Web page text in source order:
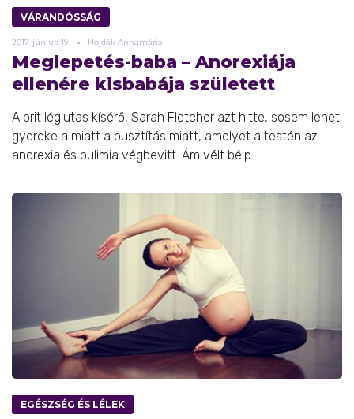
VÁRANDÓSSÁG
2017. június 19. Hojdák Annamária
Meglepetés-baba – Anorexiája
ellenére kisbabája született
A brit légiutas kísérő, Sarah Fletcher azt hitte, sosem lehet
gyereke a miatt a pusztítás miatt, amelyet a testén az
anorexia és bulimia végbevitt. Ám vélt bélp ...
EGÉSZSÉG ÉS LÉLEK